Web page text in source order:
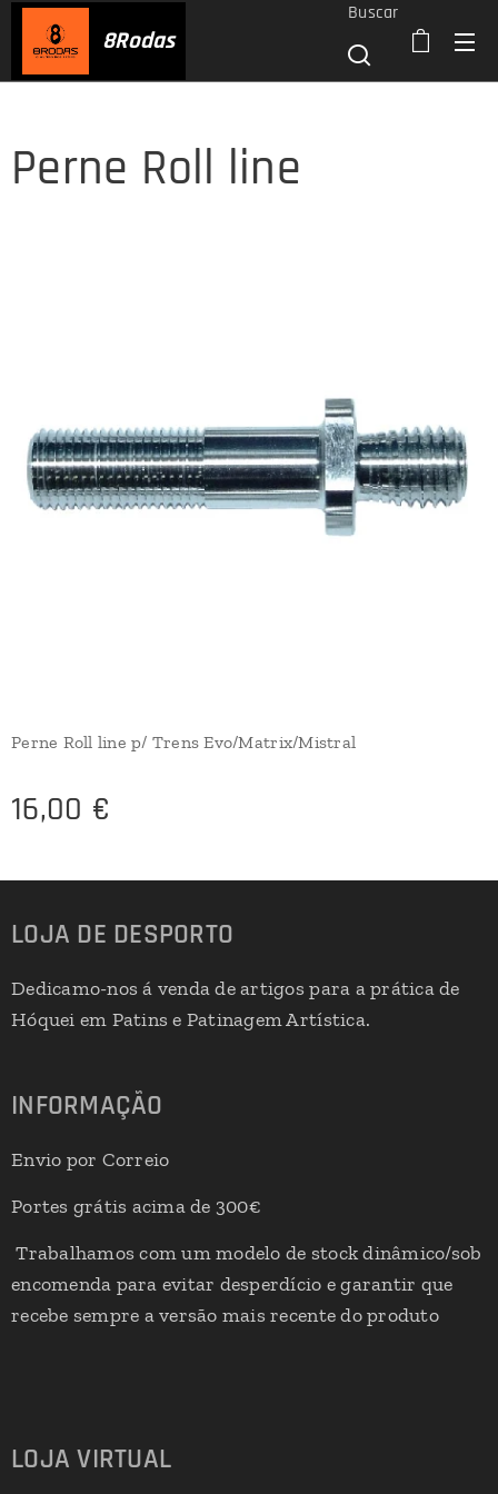
8Rodas
Buscar
Perne Roll line
Perne Roll line p/ Trens Evo/Matrix/Mistral
16,00 €
LOJA DE DESPORTO
Dedicamo-nos á venda de artigos para a prática de
Hóquei em Patins e Patinagem Artística.
INFORMAÇÃO
Envio por Correio
Portes grátis acima de 300€
Trabalhamos com um modelo de stock dinâmico/sob
encomenda para evitar desperdício e garantir que
recebe sempre a versão mais recente do produto
LOJA VIRTUAL